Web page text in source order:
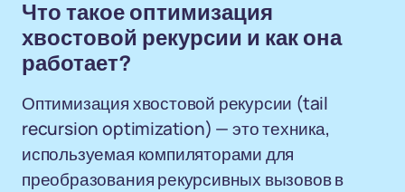
Что такое оптимизация
хвостовой рекурсии и как она
работает?
Оптимизация хвостовой рекурсии (tail
recursion optimization) — это техника,
используемая компиляторами для
преобразования рекурсивных вызовов в